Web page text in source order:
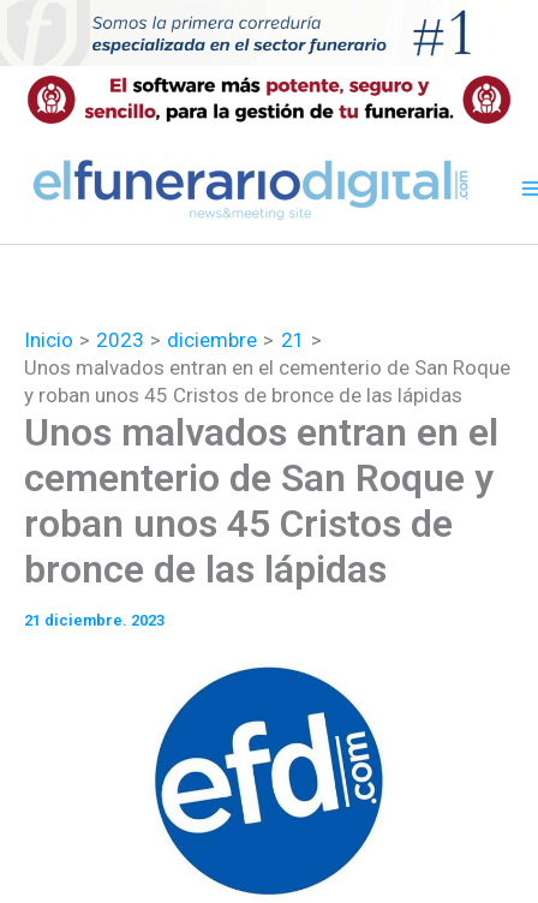
contenido
Inicio 2023 diciembre
21
Unos malvados entran en el cementerio de San Roque
y roban unos 45 Cristos de bronce de las lápidas
Unos malvados entran en el
cementerio de San Roque y
roban unos 45 Cristos de
bronce de las lápidas
21 diciembre. 2023